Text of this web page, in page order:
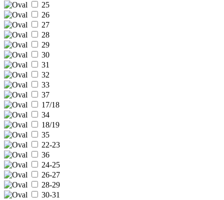
25
26
27
28
29
30
31
32
33
37
17/18
34
18/19
35
22-23
36
24-25
26-27
28-29
30-31